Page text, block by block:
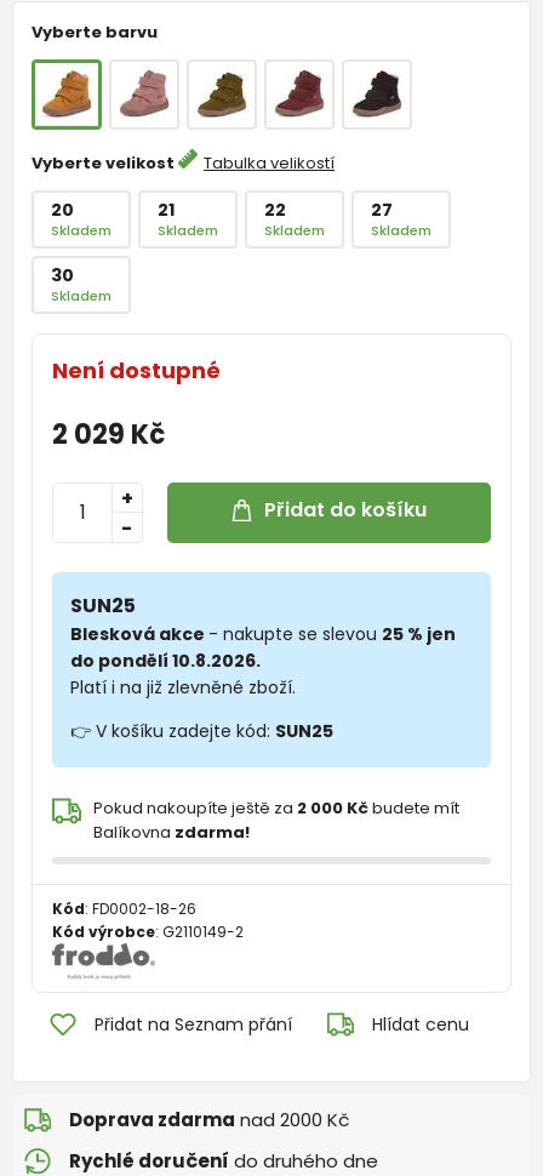
Vyberte barvu
Vyberte velikost Tabulka velikostí
20
Skladem
21
Skladem
22
Skladem
27
Skladem
30
Skladem
Není dostupné
2 029 Kč
-
+ Přidat do košíku
SUN25
Blesková akce - nakupte se slevou 25 % jen
do pondělí 10.8.2026.
Platí i na již zlevněné zboží.
👉 V košíku zadejte kód: SUN25
Pokud nakoupíte ještě za 2 000 Kčbudete mít
Balíkovna zdarma!
Kód: FD0002-18-26
Kód výrobce: G2110149-2
Přidat na Seznam přání Hlídat cenu
Doprava zdarma nad 2000 Kč
Rychlé doručení do druhého dne